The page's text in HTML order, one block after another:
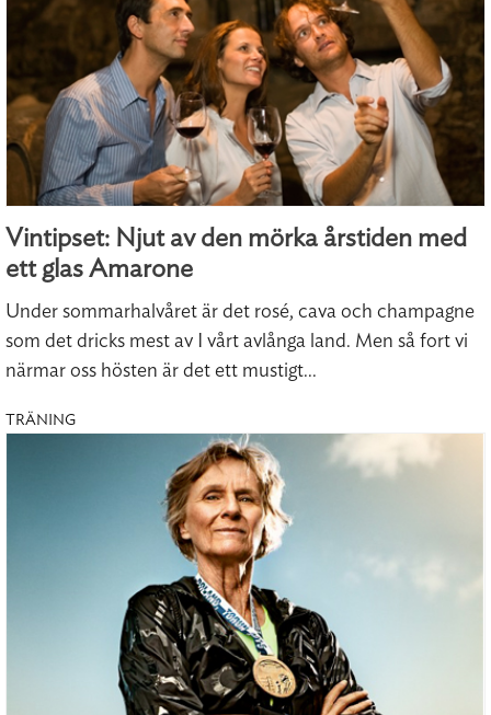
Vintipset: Njut av den mörka årstiden med
ett glas Amarone
Under sommarhalvåret är det rosé, cava och champagne
som det dricks mest av I vårt avlånga land. Men så fort vi
närmar oss hösten är det ett mustigt...
TRÄNING